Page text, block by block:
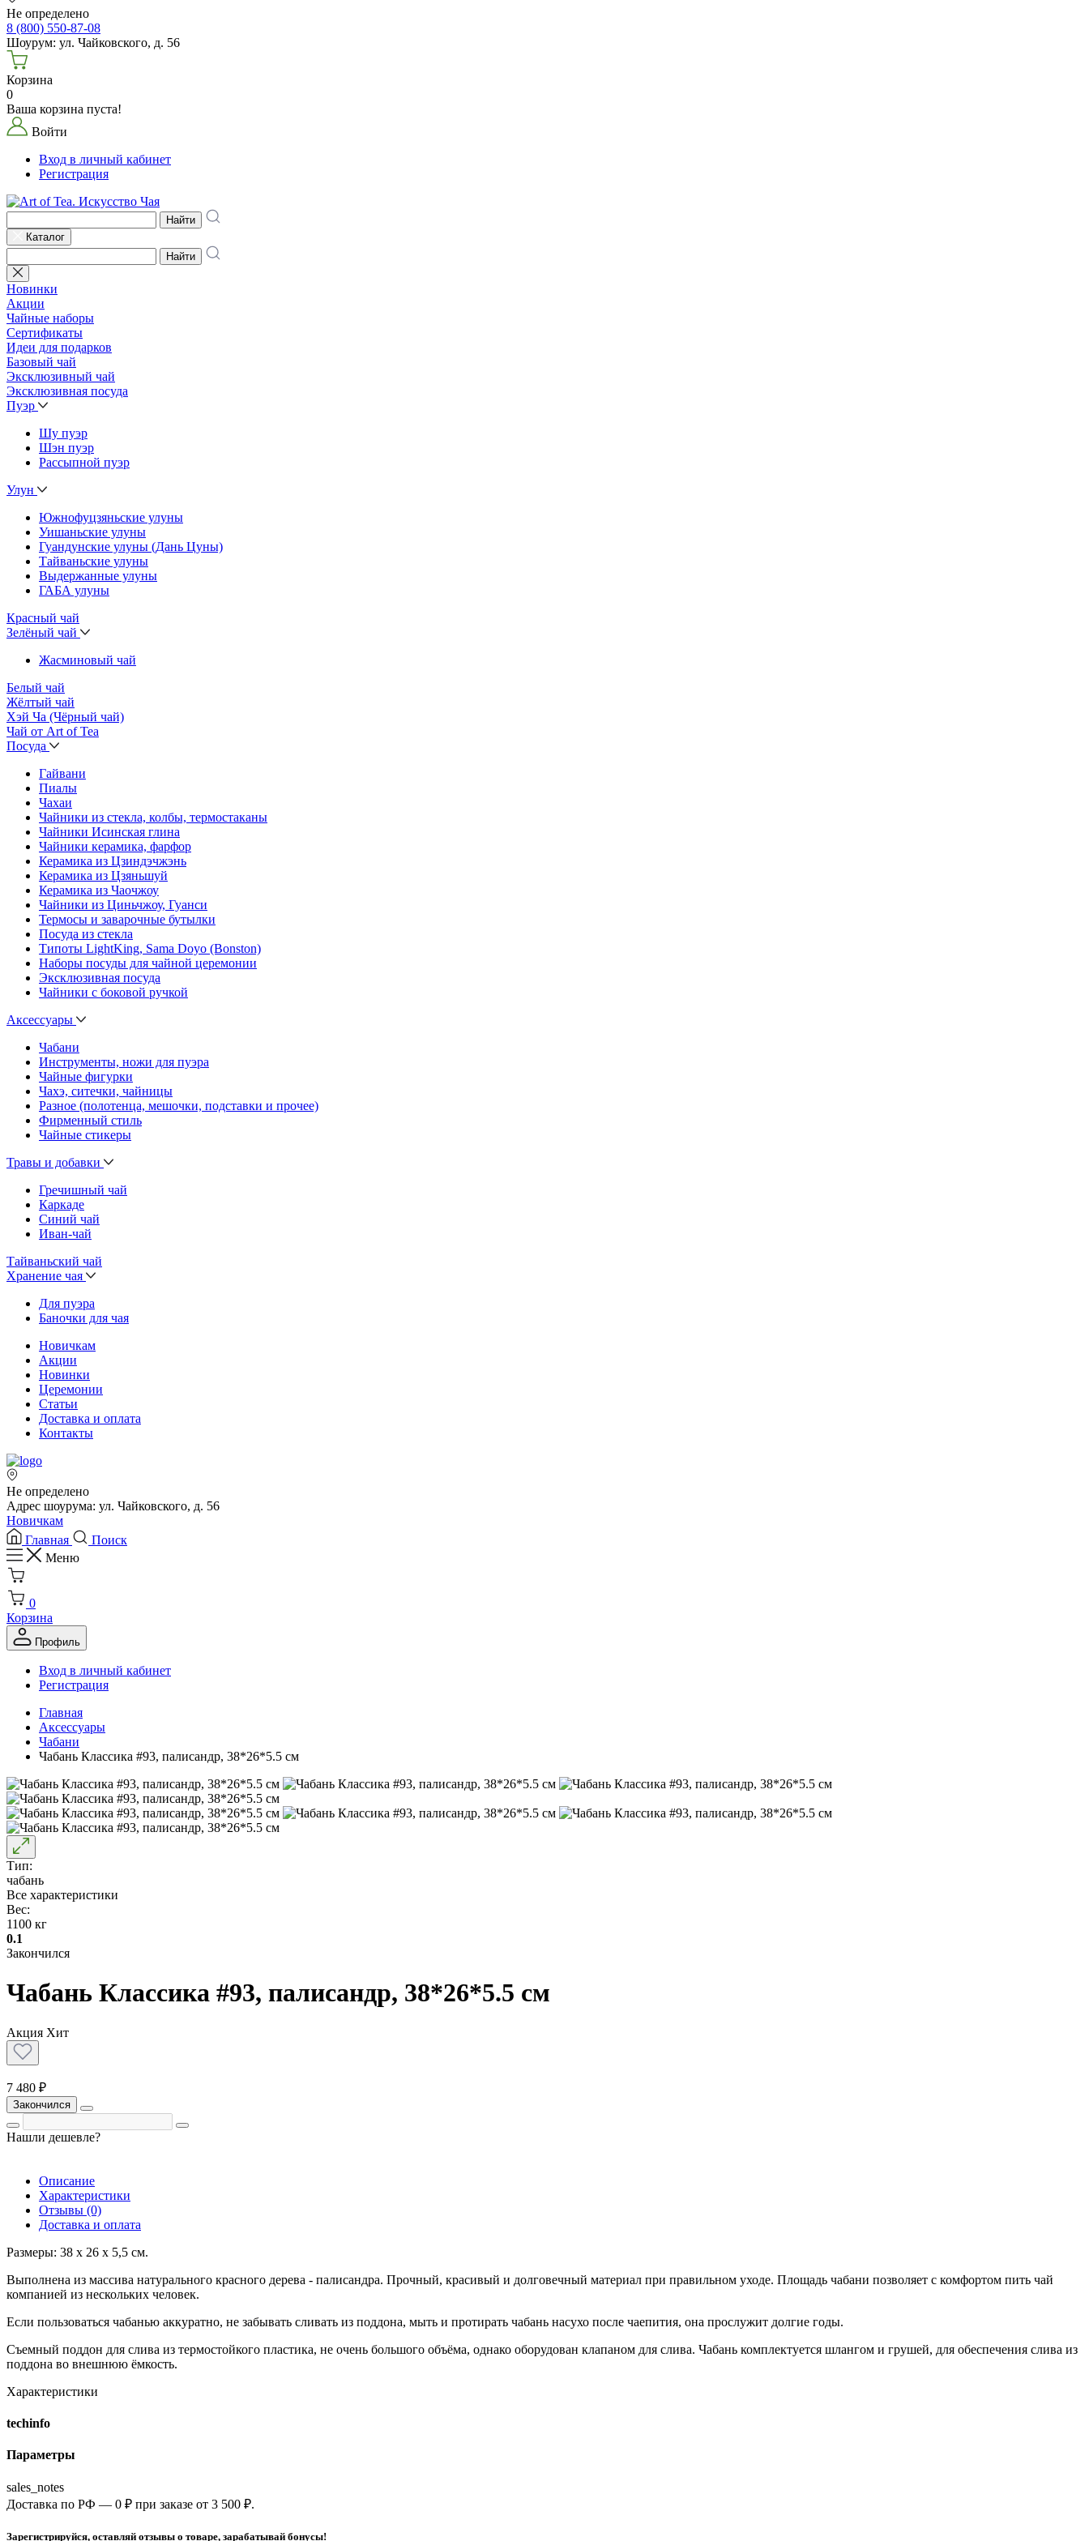
Не определено
8 (800) 550-87-08
Шоурум: ул. Чайковского, д. 56
Корзина
0
Ваша корзина пуста!
Войти
Вход в личный кабинет
Регистрация
Найти
Каталог
Найти
Новинки
Акции
Чайные наборы
Сертификаты
Идеи для подарков
Базовый чай
Эксклюзивный чай
Эксклюзивная посуда
Пуэр
Шу пуэр
Шэн пуэр
Рассыпной пуэр
Улун
Южнофуцзяньские улуны
Уишаньские улуны
Гуандунские улуны (Дань Цуны)
Тайваньские улуны
Выдержанные улуны
ГАБА улуны
Красный чай
Зелёный чай
Жасминовый чай
Белый чай
Жёлтый чай
Хэй Ча (Чёрный чай)
Чай от Art of Tea
Посуда
Гайвани
Пиалы
Чахаи
Чайники из стекла, колбы, термостаканы
Чайники Исинская глина
Чайники керамика, фарфор
Керамика из Цзиндэчжэнь
Керамика из Цзяньшуй
Керамика из Чаочжоу
Чайники из Циньчжоу, Гуанси
Термосы и заварочные бутылки
Посуда из стекла
Типоты LightKing, Sama Doyo (Bonston)
Наборы посуды для чайной церемонии
Эксклюзивная посуда
Чайники с боковой ручкой
Аксессуары
Чабани
Инструменты, ножи для пуэра
Чайные фигурки
Чахэ, ситечки, чайницы
Разное (полотенца, мешочки, подставки и прочее)
Фирменный стиль
Чайные стикеры
Травы и добавки
Гречишный чай
Каркаде
Синий чай
Иван-чай
Тайваньский чай
Хранение чая
Для пуэра
Баночки для чая
Новичкам
Акции
Новинки
Церемонии
Статьи
Доставка и оплата
Контакты
Не определено
Адрес шоурума: ул. Чайковского, д. 56
Новичкам
Главная
Поиск
Меню
0
Корзина
Профиль
Вход в личный кабинет
Регистрация
Главная
Аксессуары
Чабани
Чабань Классика #93, палисандр, 38*26*5.5 см
Тип:
чабань
Все характеристики
Вес:
1100 кг
0.1
Закончился
Чабань Классика #93, палисандр, 38*26*5.5 см
Акция Хит
7 480 ₽
Закончился
Нашли дешевле?
Описание
Характеристики
Отзывы (0)
Доставка и оплата
Размеры: 38 х 26 х 5,5 см.
Выполнена из массива натурального красного дерева - палисандра. Прочный, красивый и долговечный материал при правильном уходе. Площадь чабани позволяет с комфортом пить чай
компанией из нескольких человек.
Если пользоваться чабанью аккуратно, не забывать сливать из поддона, мыть и протирать чабань насухо после чаепития, она прослужит долгие годы.
Съемный поддон для слива из термостойкого пластика, не очень большого объёма, однако оборудован клапаном для слива. Чабань комплектуется шлангом и грушей, для обеспечения слива из
поддона во внешнюю ёмкость.
Характеристики
techinfo
Параметры
sales_notes
Доставка по РФ — 0 ₽ при заказе от 3 500 ₽.
Зарегистрируйся, оставляй отзывы о товаре, зарабатывай бонусы!